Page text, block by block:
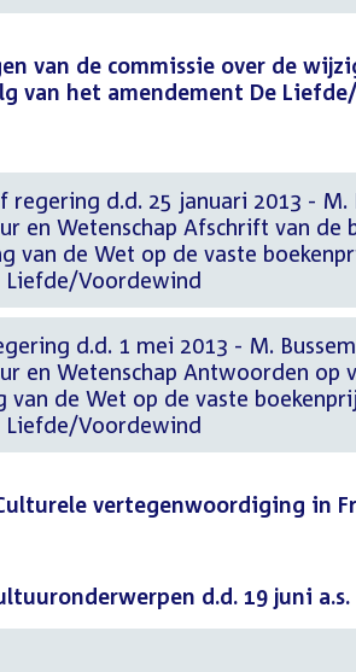
van de commissie over de
van het amendement De
regering d.d. 25 januari 2013 - M.
en Wetenschap Afschrift van de
van de Wet op de vaste
Liefde/Voordewind
d.d. 1 mei 2013 - M.
en Wetenschap Antwoorden op
de Wet op de vaste
Liefde/Voordewind
vertegenwoordiging in
d.d. 19 juni a.s.